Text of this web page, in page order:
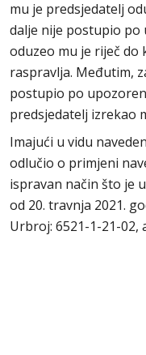
mu je predsjedatelj
dalje nije postupio po
oduzeo mu je riječ
raspravlja. Međutim,
postupio po
predsjedatelj izrekao
Imajući u vidu
odlučio o primjeni
ispravan način što je
od 20. travnja 2021.
Urbroj: 6521-1-21-